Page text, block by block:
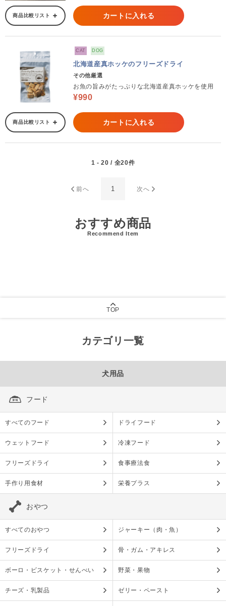
商品比較リスト カートに入れる
CAT DOG
北海道産真ホッケのフリーズドライ
その他厳選
お魚の旨みがたっぷりな北海道産真ホッケを使用
¥990
商品比較リスト カートに入れる
1 - 20 / 全20件
前へ 1 次へ
おすすめ商品
Recommend Item
TOP
カテゴリ一覧
犬用品
フード
すべてのフード ドライフード
ウェットフード 冷凍フード
フリーズドライ 食事療法食
手作り用食材 栄養プラス
おやつ
すべてのおやつ ジャーキー（肉・魚）
フリーズドライ 骨・ガム・アキレス
ボーロ・ビスケット・せんべい 野菜・果物
チーズ・乳製品 ゼリー・ペースト